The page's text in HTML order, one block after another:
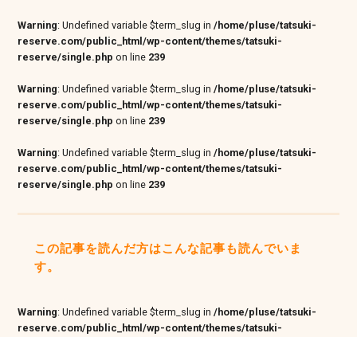
Warning: Undefined variable $term_slug in/home/pluse/tatsuki-
reserve.com/public_html/wp-content/themes/tatsuki-
reserve/single.php on line 239
Warning: Undefined variable $term_slug in/home/pluse/tatsuki-
reserve.com/public_html/wp-content/themes/tatsuki-
reserve/single.php on line 239
Warning: Undefined variable $term_slug in/home/pluse/tatsuki-
reserve.com/public_html/wp-content/themes/tatsuki-
reserve/single.php on line 239
この記事を読んだ方はこんな記事も読んでいま
す。
Warning: Undefined variable $term_slug in/home/pluse/tatsuki-
reserve.com/public_html/wp-content/themes/tatsuki-